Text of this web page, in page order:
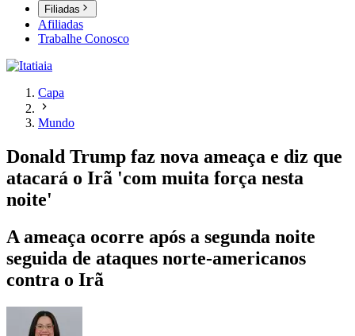
Filiadas
Afiliadas
Trabalhe Conosco
Capa
Mundo
Donald Trump faz nova ameaça e diz que
atacará o Irã 'com muita força nesta
noite'
A ameaça ocorre após a segunda noite
seguida de ataques norte-americanos
contra o Irã